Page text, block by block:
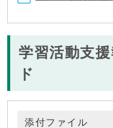
学習活動支
ド
添付ファイル